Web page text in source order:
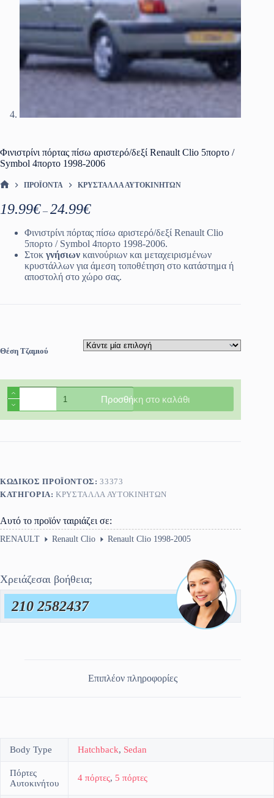
Φινιστρίνι πόρτας πίσω αριστερό/δεξί Renault Clio 5πορτο /
Symbol 4πορτο 1998-2006
ΠΡΟΪΌΝΤΑ ΚΡΎΣΤΑΛΛΑ ΑΥΤΟΚΙΝΉΤΩΝ
19.99€ – 24.99€Price
19.99€
through
24.99€
Φινιστρίνι πόρτας πίσω αριστερό/δεξί Renault Clio
5πορτο / Symbol 4πορτο 1998-2006.
Στοκ γνήσιων καινούριων και μεταχειρισμένων
κρυστάλλων για άμεση τοποθέτηση στο κατάστημα ή
αποστολή στο χώρο σας.
Θέση Τζαμιού
Φινιστρίνι
πόρτας
πίσω
αριστερό/
Symbol
4πορτο
2006
ποσότητα
Προσθήκη στο καλάθι
ΚΩΔΙΚΌΣ ΠΡΟΪΌΝΤΟΣ:33373
ΚΑΤΗΓΟΡΊΑ:ΚΡΎΣΤΑΛΛΑ ΑΥΤΟΚΙΝΉΤΩΝ
Αυτό το προϊόν ταιριάζει σε:
RENAULT Renault Clio Renault Clio 1998-2005
Χρειάζεσαι βοήθεια;
210 2582437
Επιπλέον πληροφορίες
Body Type Hatchback, Sedan
Πόρτες
Αυτοκινήτου
4 πόρτες, 5 πόρτες